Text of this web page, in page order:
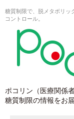
糖質制限で、脱メタボリッ
コントロール。
ポコリン（医療関係
糖質制限の情報をお